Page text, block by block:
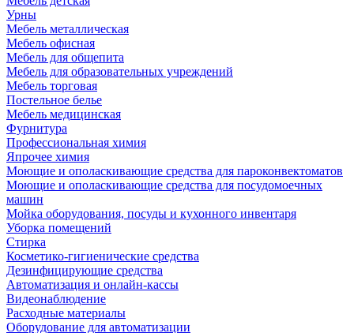
Урны
Мебель металлическая
Мебель офисная
Мебель для общепита
Мебель для образовательных учреждений
Мебель торговая
Постельное белье
Мебель медицинская
Фурнитура
Профессиональная химия
Япрочее химия
Моющие и ополаскивающие средства для пароконвектоматов
Моющие и ополаскивающие средства для посудомоечных
машин
Мойка оборудования, посуды и кухонного инвентаря
Уборка помещений
Стирка
Косметико-гигиенические средства
Дезинфицирующие средства
Автоматизация и онлайн-кассы
Видеонаблюдение
Расходные материалы
Оборудование для автоматизации